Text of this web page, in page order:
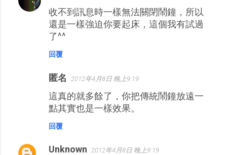
收不到訊息時一樣無法關閉鬧鐘，所以
還是一樣強迫你要起床，這個我有試過
了^^
回覆
匿名 2012年4月8日 晚上9:19
這真的就多餘了，你把傳統鬧鐘放遠一
點其實也是一樣效果。
回覆
Unknown 2012年4月8日 晚上9:19